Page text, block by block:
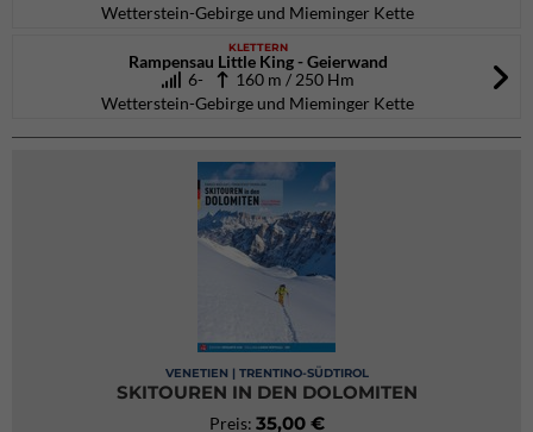
Wetterstein-Gebirge und Mieminger Kette
KLETTERN
Rampensau Little King - Geierwand
6- 160 m / 250 Hm
Wetterstein-Gebirge und Mieminger Kette
VENETIEN | TRENTINO-SÜDTIROL
SKITOUREN IN DEN DOLOMITEN
Preis: 35,00 €